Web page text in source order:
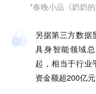
*春晚小品《奶奶
另据第三方数据
具身智能领域
起，相当于行业
资金额超200亿元